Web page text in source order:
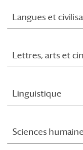
Langues et
Lettres, arts et
Linguistique
Sciences